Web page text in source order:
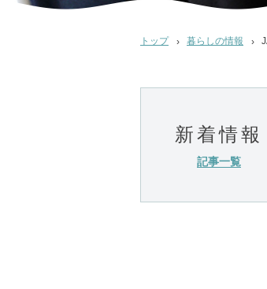
トップ 暮らしの情報
新着情報
記事一覧